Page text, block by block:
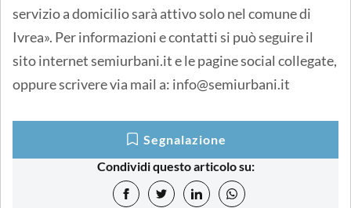
servizio a domicilio sarà attivo solo nel comune di
Ivrea». Per informazioni e contatti si può seguire il
sito internet semiurbani.it e le pagine social collegate,
oppure scrivere via mail a: info@semiurbani.it
Segnalazione
Condividi questo articolo su: